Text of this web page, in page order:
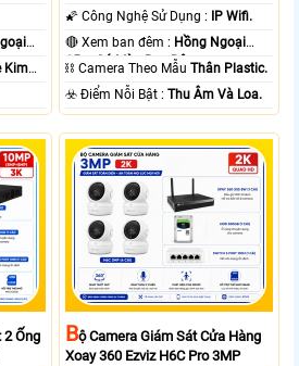
Kim
🌠 Công Nghệ Sử Dụng :
IP Wifi.
🔴 Xem ban đêm : Hồng Ngoại
15m Có Màu Ban Ðêm.
⛓ Camera Theo MẫuThân Plastic.
️☣️ Điểm Nỗi Bật :Thu Âm Và Loa.
2 Ống
BỘ Camera Giám Sát Cửa Hàng
Xoay 360 Ezviz H6C Pro 3MP